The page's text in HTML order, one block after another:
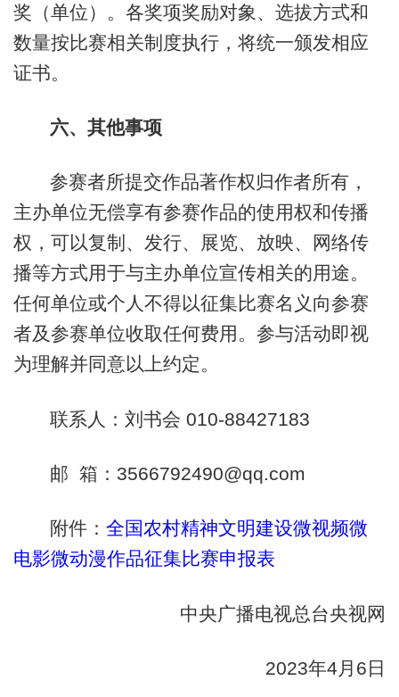
奖（单位）。各奖项奖励对象、选拔方式和
数量按比赛相关制度执行，将统一颁发相应
证书。
六、其他事项
参赛者所提交作品著作权归作者所有，
主办单位无偿享有参赛作品的使用权和传播
权，可以复制、发行、展览、放映、网络传
播等方式用于与主办单位宣传相关的用途。
任何单位或个人不得以征集比赛名义向参赛
者及参赛单位收取任何费用。参与活动即视
为理解并同意以上约定。
联系人：刘书会 010-88427183
邮 箱：3566792490@qq.com
附件： 全国农村精神文明建设微视频微
电影微动漫作品征集比赛申报表
中央广播电视总台央视网
2023年4月6日